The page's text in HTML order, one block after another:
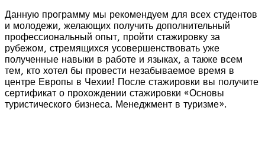
Данную программу мы рекомендуем для всех студентов
и молодежи, желающих получить дополнительный
профессиональный опыт, пройти стажировку за
рубежом, стремящихся усовершенствовать уже
полученные навыки в работе и языках, а также всем
тем, кто хотел бы провести незабываемое время в
центре Европы в Чехии! После стажировки вы получите
сертификат о прохождении стажировки «Основы
туристического бизнеса. Менеджмент в туризме».